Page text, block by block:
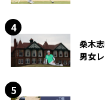
桑木
男女